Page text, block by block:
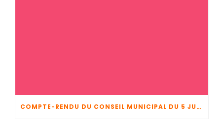
COMPTE-RENDU DU CONSEIL MUNICIPAL DU 5 JUIN 2026